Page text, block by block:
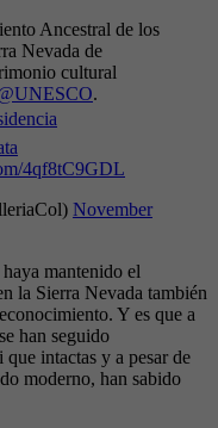
Ancestral de los
Nevada de
cultural
.
4qf8tC9GDL
November
mantenido el
la Sierra Nevada también
Y es que a
han seguido
intactas y a pesar de
moderno, han sabido